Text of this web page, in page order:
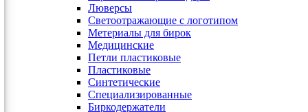
Люверсы
Светоотражающие с логотипом
Метериалы для бирок
Медицинские
Петли пластиковые
Пластиковые
Синтетические
Специализированные
Биркодержатели